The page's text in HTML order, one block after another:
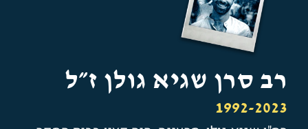
רב סרן שגיא גולן ז״ל
1992-2023